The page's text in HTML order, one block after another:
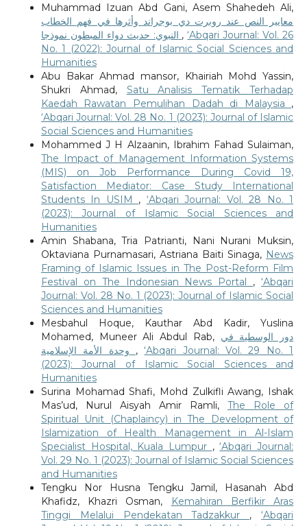
Muhammad Izuan Abd Gani, Asem Shahedeh Ali,
معايير النص عند روبرت دي بوجراند وأثرها في فهم الخطاب
,‘Abqari Journal: Vol. 26
No. 1 (2022): Journal of Islamic Social Sciences and
Humanities
Abu Bakar Ahmad mansor, Khairiah Mohd Yassin,
Shukri Ahmad, Satu Analisis Tematik Terhadap
Kaedah Rawatan Pemulihan Dadah di Malaysia ,
‘Abqari Journal: Vol. 28 No. 1 (2023): Journal of Islamic
Social Sciences and Humanities
Mohammed J H Alzaanin, Ibrahim Fahad Sulaiman,
The Impact of Management Information Systems
(MIS) on Job Performance During Covid 19,
Satisfaction Mediator: Case Study International
Students In USIM , ‘Abqari Journal: Vol. 28 No. 1
(2023): Journal of Islamic Social Sciences and
Humanities
Amin Shabana, Tria Patrianti, Nani Nurani Muksin,
Oktaviana Purnamasari, Astriana Baiti Sinaga, News
Framing of Islamic Issues in The Post-Reform Film
Festival on The Indonesian News Portal ,‘Abqari
Journal: Vol. 28 No. 1 (2023): Journal of Islamic Social
Sciences and Humanities
Mesbahul Hoque, Kauthar Abd Kadir, Yuslina
Mohamed, Muneer Ali Abdul Rab, دور الوسطية في
,‘Abqari Journal: Vol. 29 No. 1
(2023): Journal of Islamic Social Sciences and
Humanities
Surina Mohamad Shafi, Mohd Zulkifli Awang, Ishak
Mas’ud, Nurul Aisyah Amir Ramli,The Role of
Spiritual Unit (Chaplaincy) in The Development of
Islamization of Health Management in Al-Islam
Specialist Hospital, Kuala Lumpur ,‘Abqari Journal:
Vol. 29 No. 1 (2023): Journal of Islamic Social Sciences
and Humanities
Tengku Nor Husna Tengku Jamil, Hasanah Abd
Khafidz, Khazri Osman,
Kemahiran Berfikir Aras
Tinggi Melalui Pendekatan Tadzakkur ,‘Abqari